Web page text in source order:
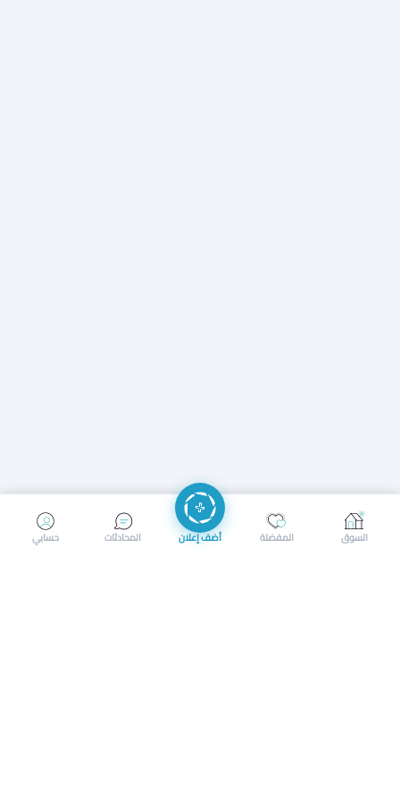
إرسال رسالة إجراء مكالمة
حسابي المحادثات أضف إعلان المفضلة السوق